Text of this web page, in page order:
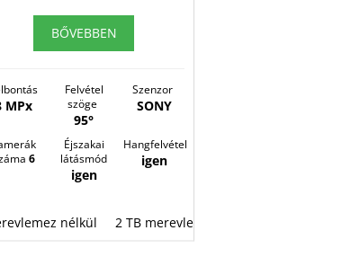
BŐVEBBEN
MPx
Felvétel
szöge
95°
Szenzor
SONY
6
Éjszakai
látásmód
igen
Hangfelvétel
igen
nélkül 2 TB merevlemez